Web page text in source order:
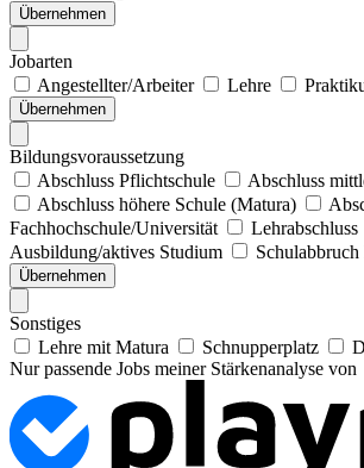
Übernehmen
Jobarten
Angestellter/Arbeiter
Lehre
Übernehmen
Bildungsvoraussetzung
Abschluss Pflichtschule
Abschluss
Abschluss höhere Schule (Matura)
Fachhochschule/Universität
Lehrabschluss
Ausbildung/aktives Studium
Übernehmen
Sonstiges
Lehre mit Matura
Schnupperplatz
Nur passende Jobs meiner Stärkenanalyse von